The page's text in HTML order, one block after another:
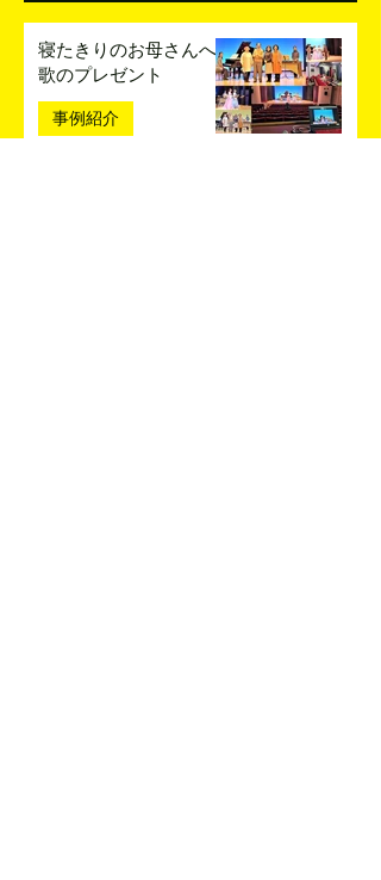
寝たきりのお母さんへ
歌のプレゼント
事例紹介